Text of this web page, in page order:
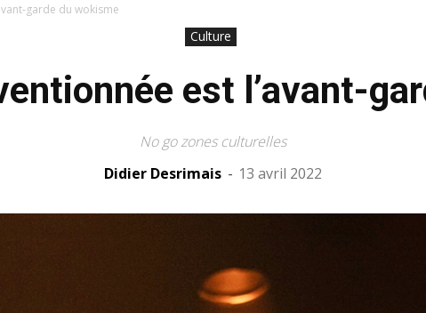
garde du wokisme
Culture
est l’avant-
No go zones culturelles
Didier Desrimais - 13 avril 2022